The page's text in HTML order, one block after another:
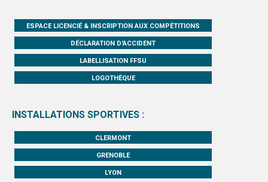
ESPACE LICENCIÉ & INSCRIPTION AUX COMPÉTITIONS
DÉCLARATION D'ACCIDENT
LABELLISATION FFSU
LOGOTHÈQUE
INSTALLATIONS SPORTIVES :
CLERMONT
GRENOBLE
LYON